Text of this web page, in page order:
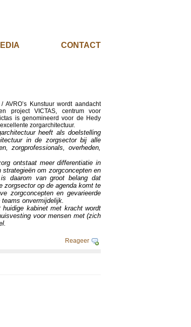
CONTACT
Kunstuur wordt aandacht
project VICTAS, centrum voor
is genomineerd voor de Hedy
zorgarchitectuur.
heeft als doelstelling
in de zorgsector bij alle
zorgprofessionals, overheden,
ontstaat meer differentiatie in
om zorgconcepten en
daarom van groot belang dat
zorgsector op de agenda komt te
zorgconcepten en gevarieerde
onvermijdelijk.
kabinet met kracht wordt
voor mensen met (zich
Reageer